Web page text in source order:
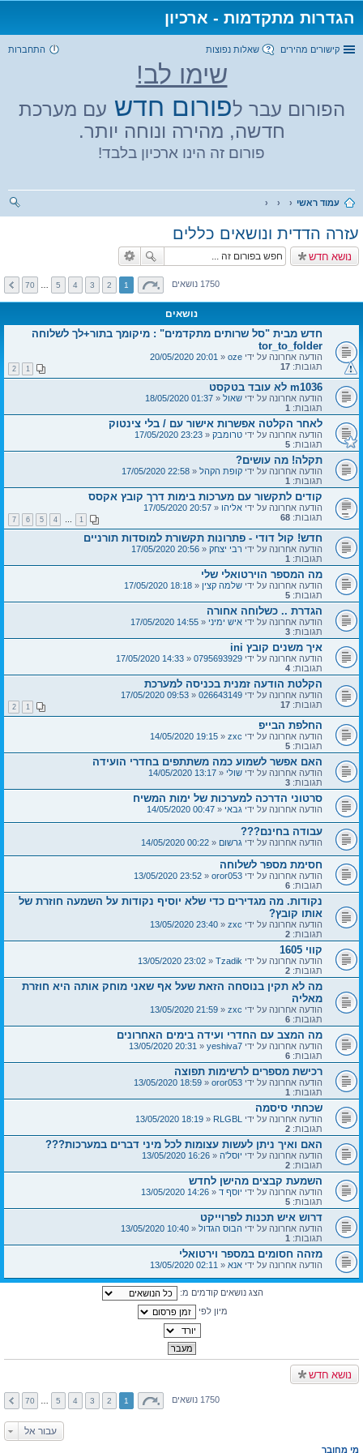
הגדרות מתקדמות - ארכיון
קישורים מהירים שאלות נפוצות התחברות
שימו לב!
הפורום עבר לפורום חדש עם מערכת
חדשה, מהירה ונוחה יותר.
פורום זה הינו ארכיון בלבד!
עמוד ראשי
עזרה הדדית ונושאים כללים
נושא חדש
1750 נושאים 1
2
3
4
5
70
נושאים
חדש מבית "סל שרותים מתקדמים" : מיקומך בתור+לך לשלוחה
tor_to_folder
הודעה אחרונה על ידי oze
«
20:01 20/05/2020
תגובות: 17
1
2
m1036 לא עובד בטקסט
הודעה אחרונה על ידי שאול «
01:37 18/05/2020
תגובות: 1
לאחר הקלטה אפשרות אישור עם / בלי צינטוק
הודעה אחרונה על ידי טרומבק «
23:23 17/05/2020
תגובות: 5
תקלה! מה עושים?
הודעה אחרונה על ידי קופת הקהל «
22:58 17/05/2020
תגובות: 1
קודים לתקשור עם מערכות בימות דרך קובץ אקסס
הודעה אחרונה על ידי אליהו «
20:57 17/05/2020
תגובות: 68
1
…
4
5
6
7
חדש! קול דודי - פתרונות תקשורת למוסדות תורניים
הודעה אחרונה על ידי רבי יצחק «
20:56 17/05/2020
תגובות: 1
מה המספר הוירטואלי שלי
הודעה אחרונה על ידי שלמה קצין «
18:18 17/05/2020
תגובות: 5
הגדרת .. כשלוחה אחורה
הודעה אחרונה על ידי איש ימיני «
14:55 17/05/2020
תגובות: 3
איך משנים קובץ ini
הודעה אחרונה על ידי 0795693929
«
14:33 17/05/2020
תגובות: 4
הקלטת הודעה זמנית בכניסה למערכת
הודעה אחרונה על ידי 026643149
«
09:53 17/05/2020
תגובות: 17
1
2
החלפת הבייפ
הודעה אחרונה על ידי zxc
«
19:15 14/05/2020
תגובות: 5
האם אפשר לשמוע כמה משתתפים בחדרי הועידה
הודעה אחרונה על ידי שולי «
13:17 14/05/2020
תגובות: 3
סרטוני הדרכה למערכות של ימות המשיח
הודעה אחרונה על ידי גבאי «
00:47 14/05/2020
עבודה בחינם???
הודעה אחרונה על ידי גרשום «
00:22 14/05/2020
חסימת מספר לשלוחה
הודעה אחרונה על ידי oror053
«
23:52 13/05/2020
תגובות: 6
נקודות. מה מגדירים כדי שלא יוסיף נקודות על השמעה חוזרת של
אותו קובץ?
הודעה אחרונה על ידי zxc
«
23:40 13/05/2020
תגובות: 2
קווי 1605
הודעה אחרונה על ידי Tzadik
«
23:02 13/05/2020
תגובות: 2
מה לא תקין בנוסחה הזאת שעל אף שאני מוחק אותה היא חוזרת
מאליה
הודעה אחרונה על ידי zxc
«
21:59 13/05/2020
תגובות: 6
מה המצב עם החדרי ועידה בימים האחרונים
הודעה אחרונה על ידי yeshiva7
«
20:31 13/05/2020
תגובות: 6
רכישת מספרים לרשימות תפוצה
הודעה אחרונה על ידי oror053
«
18:59 13/05/2020
תגובות: 1
שכחתי סיסמה
הודעה אחרונה על ידי RLGBL
«
18:19 13/05/2020
תגובות: 2
האם ואיך ניתן לעשות עצומות לכל מיני דברים במערכות???
הודעה אחרונה על ידי יוסל'ה «
16:26 13/05/2020
תגובות: 2
השמעת קבצים מהישן לחדש
הודעה אחרונה על ידי יוסף ד «
14:26 13/05/2020
תגובות: 5
דרוש איש תכנות לפרוייקט
הודעה אחרונה על ידי הבוס הגדול «
10:40 13/05/2020
תגובות: 1
מזהה חסומים במספר וירטואלי
הודעה אחרונה על ידי אנא «
02:11 13/05/2020
הצג נושאים קודמים מ:
מיון לפי
נושא חדש
1750 נושאים 1
2
3
4
5
70
עבור אל
מי מחובר